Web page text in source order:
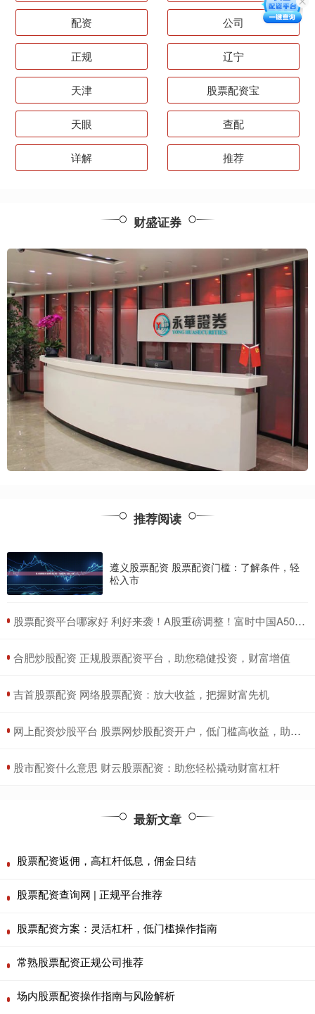
配资 公司
正规 辽宁
天津 股票配资宝
天眼 查配
详解 推荐
财盛证券
推荐阅读
遵义股票配资 股票配资门槛：了解条件，轻
松入市
​股票配资平台哪家好 利好来袭！A股重磅调整！富时中国A50指数纳入中远海控、中国中车
​合肥炒股配资 正规股票配资平台，助您稳健投资，财富增值
​吉首股票配资 网络股票配资：放大收益，把握财富先机
​网上配资炒股平台 股票网炒股配资开户，低门槛高收益，助您财富增值
​股市配资什么意思 财云股票配资：助您轻松撬动财富杠杆
最新文章
股票配资返佣，高杠杆低息，佣金日结
股票配资查询网 | 正规平台推荐
股票配资方案：灵活杠杆，低门槛操作指南
常熟股票配资正规公司推荐
场内股票配资操作指南与风险解析